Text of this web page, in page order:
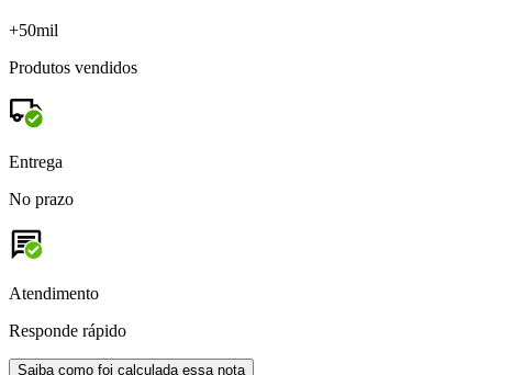
+50mil
Produtos vendidos
Entrega
No prazo
Atendimento
Responde rápido
Saiba como foi calculada essa nota